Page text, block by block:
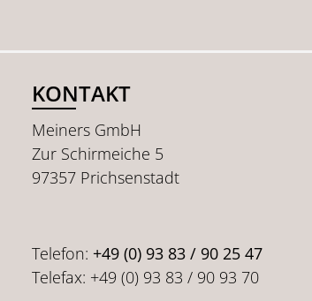
KONTAKT
Meiners GmbH
Zur Schirmeiche 5
97357 Prichsenstadt
Telefon: +49 (0) 93 83 / 90 25 47
Telefax: +49 (0) 93 83 / 90 93 70